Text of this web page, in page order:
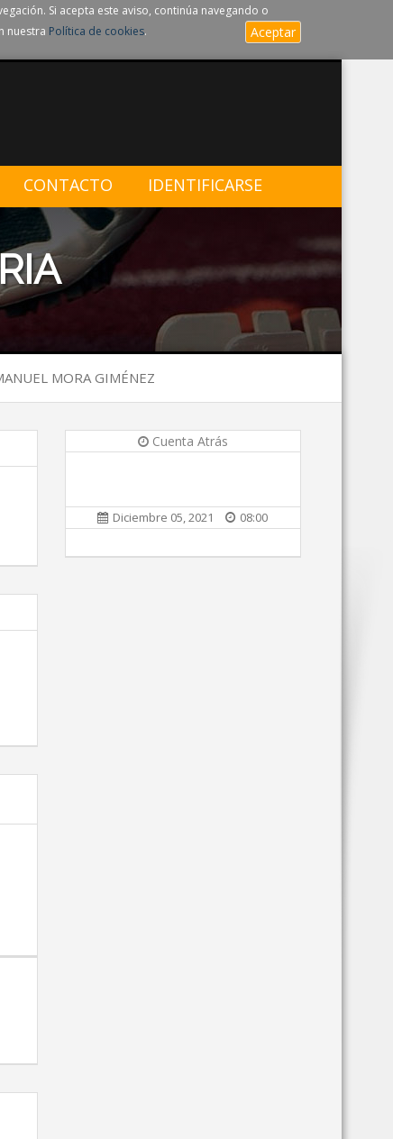
Si acepta este aviso, continúa navegando o
nuestra Política de cookies. Aceptar
CONTACTO IDENTIFICARSE
MORA GIMÉNEZ
Cuenta Atrás
Diciembre 05, 2021 08:00